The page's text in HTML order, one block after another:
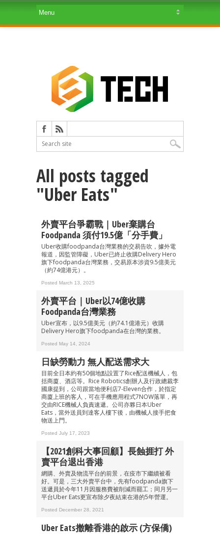
All posts tagged
"Uber Eats"
外賣平台爭霸戰｜Uber棄購台
Foodpanda 須付19.5億「分手費」
Uber收購foodpanda台灣業務的交易告吹，據外電
報道，因監管障礙，Uber已終止收購Delivery Hero
旗下foodpanda台灣業務，交易原本涉資9.5億美元
（約74億港元）。
Posted March 13, 2025
外賣平台｜Uber以74億收購
Foodpanda台灣業務
Uber宣布，以9.5億美元（約74.1億港元）收購
Delivery Hero旗下foodpanda在台灣的業務。
Posted May 14, 2024
日缺勞動力 無人配送需求大
目前全日本約有50個地點設置了Rice配送機械人，包
括商廈、酒店等。Rice Robotics創辦人及行政總裁李
國康提到，公司跟當地便利店7-Eleven合作，於指定
商廈上班的客人，可在手機應用程式7NOW落單，再
交由RICE機械人負責速遞。公司亦夥日本Uber
Eats，當外送員到達客人樓下後，由機械人接手把食
物送上門。
Posted July 17, 2023
【2021創科大事回顧】長蝕捱打 外
賣平台退出香港
網購、外賣及物流平台的前景，在疫市下繼續被看
好。可是，三大外賣平台中，先有foodpanda旗下
送遞員於今年11月因服務費被削減而罷工；同月另一
平台Uber Eats更宣布除夕夜結束在港的5年營運。
Posted December 28, 2021
Uber Eats撤離香港的啟示 (方保僑)